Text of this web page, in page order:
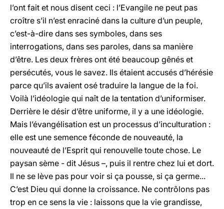
l’ont fait et nous disent ceci : l’Evangile ne peut pas
croître s’il n’est enraciné dans la culture d’un peuple,
c’est-à-dire dans ses symboles, dans ses
interrogations, dans ses paroles, dans sa manière
d’être. Les deux frères ont été beaucoup gênés et
persécutés, vous le savez. Ils étaient accusés d’hérésie
parce qu’ils avaient osé traduire la langue de la foi.
Voilà l’idéologie qui naît de la tentation d’uniformiser.
Derrière le désir d’être uniforme, il y a une idéologie.
Mais l’évangélisation est un processus d’inculturation :
elle est une semence féconde de nouveauté, la
nouveauté de l’Esprit qui renouvelle toute chose. Le
paysan sème - dit Jésus –, puis il rentre chez lui et dort.
Il ne se lève pas pour voir si ça pousse, si ça germe...
C’est Dieu qui donne la croissance. Ne contrôlons pas
trop en ce sens la vie : laissons que la vie grandisse,